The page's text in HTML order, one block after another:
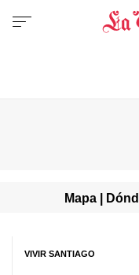
Mapa |
VIVIR SANTIAGO